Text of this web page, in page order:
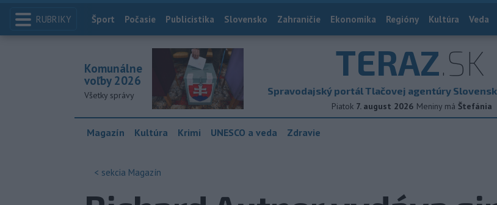
RUBRIKY Index
Šport Počasie Publicistika Slovensko Zahraničie Ekonomika Regióny Kultúra Veda
TERAZ.SK
Spravodajský portál Tlačovej agentúry
Piatok 7. august 2026 Meniny má Štefánia
Komunálne
voľby 2026
Všetky správy
Magazín Kultúra Krimi UNESCO a veda Zdravie
< sekcia Magazín